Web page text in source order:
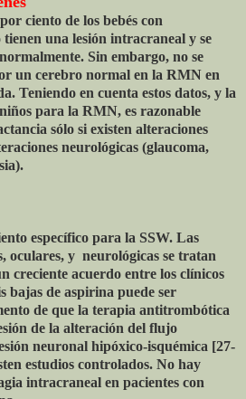
ciento de los bebés con
tienen una lesión intracraneal y se
Sin embargo, no se
un cerebro normal en la RMN en
Teniendo en cuenta estos datos, y la
para la RMN, es razonable
sólo si existen alteraciones
neurológicas (glaucoma,
específico para la SSW. Las
oculares, y neurológicas se tratan
creciente acuerdo entre los clínicos
bajas de aspirina puede ser
de que la terapia antitrombótica
de la alteración del flujo
neuronal hipóxico-isquémica [27-
estudios controlados. No hay
intracraneal en pacientes con